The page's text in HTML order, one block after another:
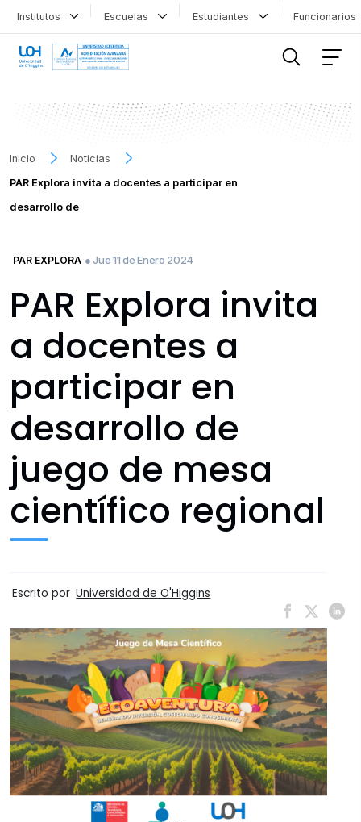
Institutos Escuelas Estudiantes
Inicio
Noticias
PAR Explora invita a docentes a participar en
desarrollo de
PAR EXPLORA ● Jue 11 de Enero 2024
PAR Explora invita
a docentes a
participar en
desarrollo de
juego de mesa
científico regional
Escrito por Universidad de O'Higgins